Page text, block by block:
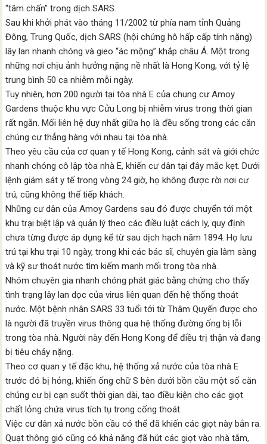
“tâm chấn” trong dịch SARS.
Sau khi khởi phát vào tháng 11/2002 từ phía nam tỉnh Quảng
Đông, Trung Quốc, dịch SARS (hội chứng hô hấp cấp tính nặng)
lây lan nhanh chóng và gieo “ác mộng” khắp châu Á. Một trong
những nơi chịu ảnh hưởng nặng nề nhất là Hong Kong, với tỷ lệ
trung bình 50 ca nhiễm mỗi ngày.
Tuy nhiên, hơn 200 người tại tòa nhà E của chung cư Amoy
Gardens thuộc khu vực Cửu Long bị nhiễm virus trong thời gian
rất ngắn. Mối liên hệ duy nhất giữa họ là đều sống trong các căn
chúng cư thẳng hàng với nhau tại tòa nhà.
Theo yêu cầu của cơ quan y tế Hong Kong, cảnh sát và giới chức
nhanh chóng cô lập tòa nhà E, khiến cư dân tại đây mắc kẹt. Dưới
lệnh giám sát y tế trong vòng 24 giờ, họ không được rời nơi cư
trú, cũng không thể tiếp khách.
Những cư dân của Amoy Gardens sau đó được chuyển tới một
khu trại biệt lập và quản lý theo các điều luật cách ly, quy định
chưa từng được áp dụng kể từ sau dịch hạch năm 1894. Họ lưu
trú tại khu trại 10 ngày, trong khi các bác sĩ, chuyên gia lâm sàng
và kỹ sư thoát nước tìm kiếm manh mối trong tòa nhà.
Nhóm chuyên gia nhanh chóng phát giác bằng chứng cho thấy
tình trạng lây lan dọc của virus liên quan đến hệ thống thoát
nước. Một bệnh nhân SARS 33 tuổi tới từ Thâm Quyến được cho
là người đã truyền virus thông qua hệ thống đường ống bị lỗi
trong tòa nhà. Người này đến Hong Kong để điều trị thận và đang
bị tiêu chảy nặng.
Theo cơ quan y tế đặc khu, hệ thống xả nước của tòa nhà E
trước đó bị hỏng, khiến ống chữ S bên dưới bồn cầu một số căn
chúng cư bị cạn suốt thời gian dài, tạo điều kiện cho các giọt
chất lỏng chứa virus tích tụ trong cống thoát.
Việc cư dân xả nước bồn cầu có thể đã khiến các giọt này bắn ra.
Quạt thông gió cũng có khả năng đã hút các giọt vào nhà tắm,